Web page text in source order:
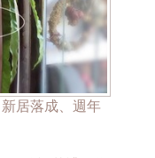
居落成、週年